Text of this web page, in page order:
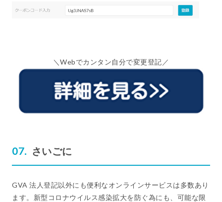
＼Webでカンタン自分で変更登記／
さいごに
GVA 法人登記以外にも便利なオンラインサービスは多数あり
ます。新型コロナウイルス感染拡大を防ぐ為にも、可能な限